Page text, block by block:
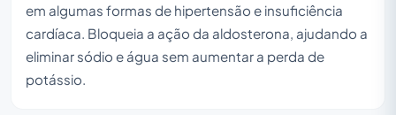
em algumas formas de hipertensão e insuficiência
cardíaca. Bloqueia a ação da aldosterona, ajudando a
eliminar sódio e água sem aumentar a perda de
potássio.